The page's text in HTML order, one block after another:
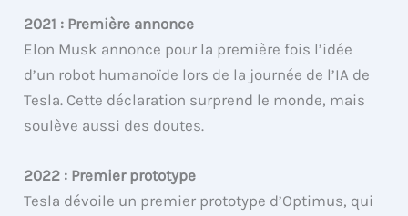
2021 : Première annonce
Elon Musk annonce pour la première fois l’idée
d’un robot humanoïde lors de la journée de l’IA de
Tesla. Cette déclaration surprend le monde, mais
soulève aussi des doutes.
2022 : Premier prototype
Tesla dévoile un premier prototype d’Optimus, qui